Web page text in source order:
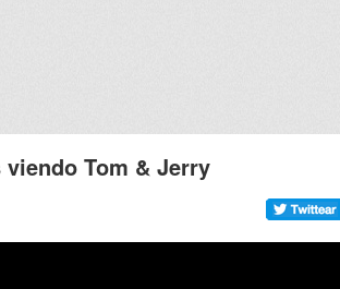
Tom & Jerry